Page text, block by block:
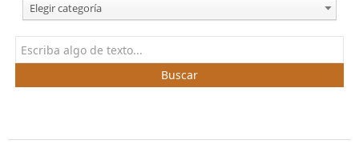
Elegir categoría
Buscar